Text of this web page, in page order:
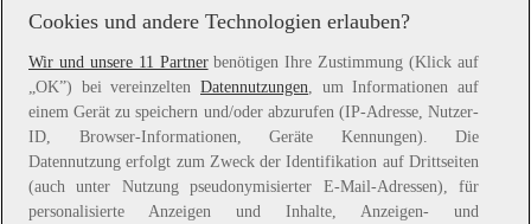
information).
Cookies und andere Technologien erlauben?
Wir und unsere 11 Partnerbenötigen Ihre Zustimmung (Klick auf
„OK”) bei vereinzelten Datennutzungen, um Informationen auf
einem Gerät zu speichern und/oder abzurufen (IP-Adresse, Nutzer-
ID, Browser-Informationen, Geräte Kennungen). Die
Datennutzung erfolgt zum Zweck der Identifikation auf Drittseiten
(auch unter Nutzung pseudonymisierter E-Mail-Adressen), für
personalisierte Anzeigen und Inhalte, Anzeigen- und